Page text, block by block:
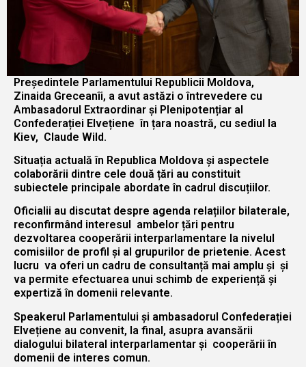
Președintele Parlamentului Republicii Moldova,
Zinaida Greceanîi, a avut astăzi o întrevedere cu
Ambasadorul Extraordinar și Plenipotențiar al
Confederației Elvețiene în țara noastră, cu sediul la
Kiev, Claude Wild.
Situația actuală în Republica Moldova și aspectele
colaborării dintre cele două țări au constituit
subiectele principale abordate în cadrul discuțiilor.
Oficialii au discutat despre agenda relațiilor bilaterale,
reconfirmând interesul ambelor țări pentru
dezvoltarea cooperării interparlamentare la nivelul
comisiilor de profil și al grupurilor de prietenie. Acest
lucru va oferi un cadru de consultanță mai amplu și și
va permite efectuarea unui schimb de experiență și
expertiză în domenii relevante.
Speakerul Parlamentului și ambasadorul Confederației
Elvețiene au convenit, la final, asupra avansării
dialogului bilateral interparlamentar și cooperării în
domenii de interes comun.